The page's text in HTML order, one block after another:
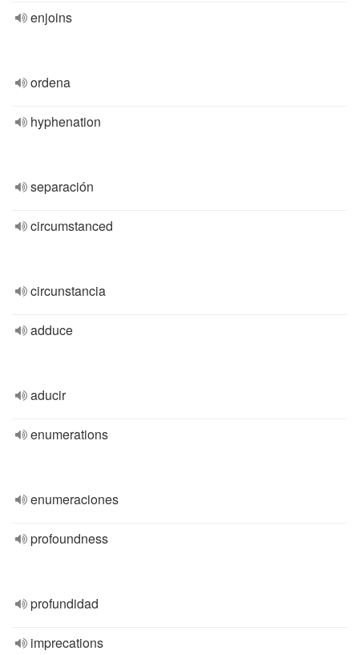
enjoins
ordena
hyphenation
separación
circumstanced
circunstancia
adduce
aducir
enumerations
enumeraciones
profoundness
profundidad
imprecations